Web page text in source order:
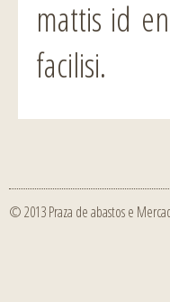
mattis id
facilisi.
© 2013 Praza de abastos e